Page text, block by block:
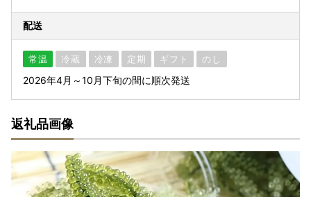
配送
常温 冷蔵 冷凍 定期 ギフト のし
2026年4月～10月下旬の間に順次発送
返礼品画像